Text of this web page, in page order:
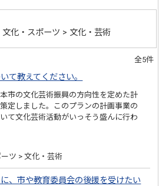
文化・スポーツ > 文化・芸術
全5件
て教えてください。
市の文化芸術振興の方向性を定めた計
定しました。このプランの計画事業の
て文化芸術活動がいっそう盛んに行わ
ツ > 文化・芸術
、市や教育委員会の後援を受けたい